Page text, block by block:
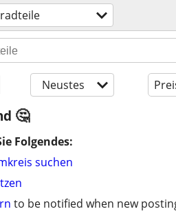
Neustes
Folgendes:
suchen
to be notified when new